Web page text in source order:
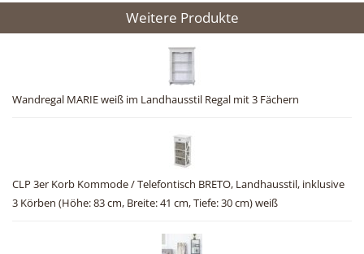
Weitere Produkte
Wandregal MARIE weiß im Landhausstil Regal mit 3 Fächern
CLP 3er Korb Kommode / Telefontisch BRETO, Landhausstil, inklusive
3 Körben (Höhe: 83 cm, Breite: 41 cm, Tiefe: 30 cm) weiß